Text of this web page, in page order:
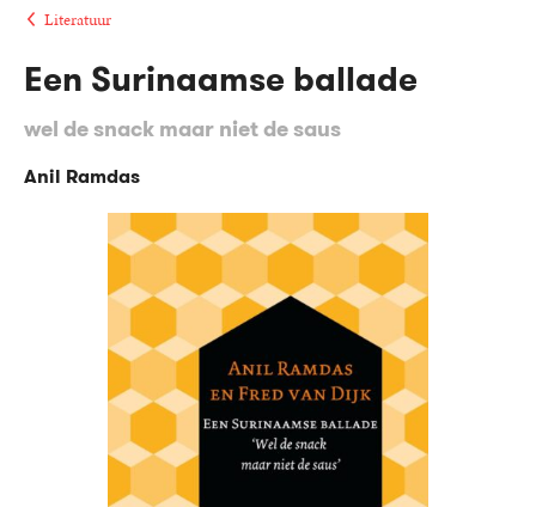
Veilig
Gratis
retourneren
uitgevers
Literatuur
Een Surinaamse ballade
wel de snack maar niet de saus
Anil Ramdas